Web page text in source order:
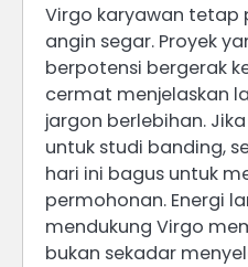
Virgo karyawan tetap
angin segar. Proyek
berpotensi bergerak
cermat menjelaskan
jargon berlebihan.
untuk studi banding,
hari ini bagus untuk
permohonan. Energi
mendukung Virgo
bukan sekadar